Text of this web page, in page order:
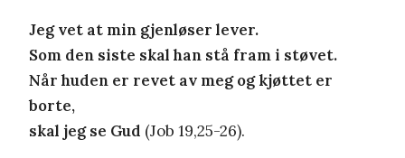
Jeg vet at min gjenløser lever.
Som den siste skal han stå fram i støvet.
Når huden er revet av meg og kjøttet er
borte,
skal jeg se Gud (Job 19,25-26).